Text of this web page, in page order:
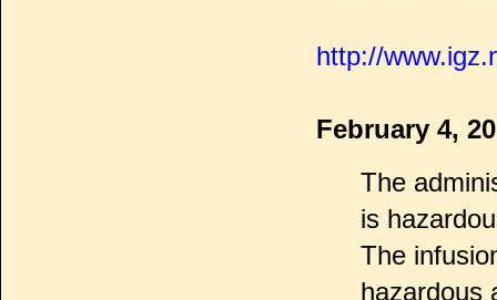
http://
February 4,
The
is
The
hazardous